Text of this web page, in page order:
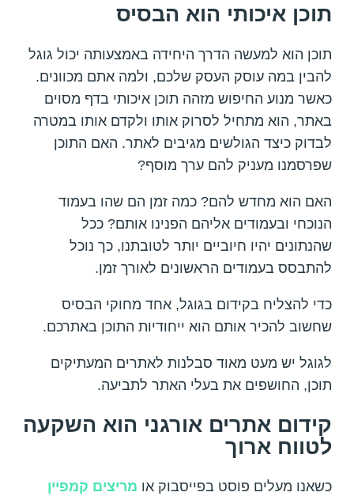
תוכן איכותי הוא הבסיס
תוכן הוא למעשה הדרך היחידה באמצעותה יכול גוגל
להבין במה עוסק העסק שלכם, ולמה אתם מכוונים.
כאשר מנוע החיפוש מזהה תוכן איכותי בדף מסוים
באתר, הוא מתחיל לסרוק אותו ולקדם אותו במטרה
לבדוק כיצד הגולשים מגיבים לאתר. האם התוכן
שפרסמנו מעניק להם ערך מוסף?
האם הוא מחדש להם? כמה זמן הם שהו בעמוד
הנוכחי ובעמודים אליהם הפנינו אותם? ככל
שהנתונים יהיו חיוביים יותר לטובתנו, כך נוכל
להתבסס בעמודים הראשונים לאורך זמן.
כדי להצליח בקידום בגוגל, אחד מחוקי הבסיס
שחשוב להכיר אותם הוא ייחודיות התוכן באתרכם.
לגוגל יש מעט מאוד סבלנות לאתרים המעתיקים
תוכן, החושפים את בעלי האתר לתביעה.
קידום אתרים אורגני הוא השקעה
לטווח ארוך
כשאנו מעלים פוסט בפייסבוק או מריצים קמפיין